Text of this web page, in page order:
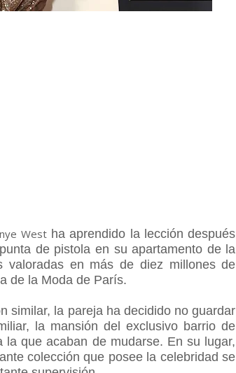
Westha aprendido la lección después
de pistola en su apartamento de la
valoradas en más de diez millones de
de la Moda de París.
similar, la pareja ha decidido no guardar
la mansión del exclusivo barrio de
que acaban de mudarse. En su lugar,
colección que posee la celebridad se